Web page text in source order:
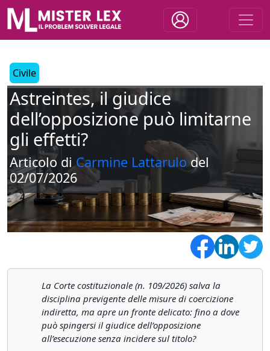
Civile
Astreintes, il giudice
dell’opposizione può limitarne
gli effetti?
Articolo diCarmine Lattarulodel
02/07/2026
La Corte costituzionale (n. 109/2026) salva la
disciplina previgente delle misure di coercizione
indiretta, ma apre un fronte delicato: fino a dove
può spingersi il giudice dell’opposizione
all’esecuzione senza incidere sul titolo?